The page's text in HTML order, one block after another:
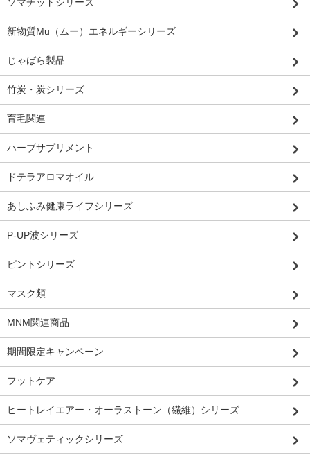
新物質Mu（ムー）エネルギーシリーズ
じゃばら製品
竹炭・炭シリーズ
育毛関連
ハーブサプリメント
ドテラアロマオイル
あしふみ健康ライフシリーズ
P-UP波シリーズ
ピントシリーズ
マスク類
MNM関連商品
期間限定キャンペーン
フットケア
ヒートレイエアー・オーラストーン（繊維）シリーズ
ソマヴェティックシリーズ